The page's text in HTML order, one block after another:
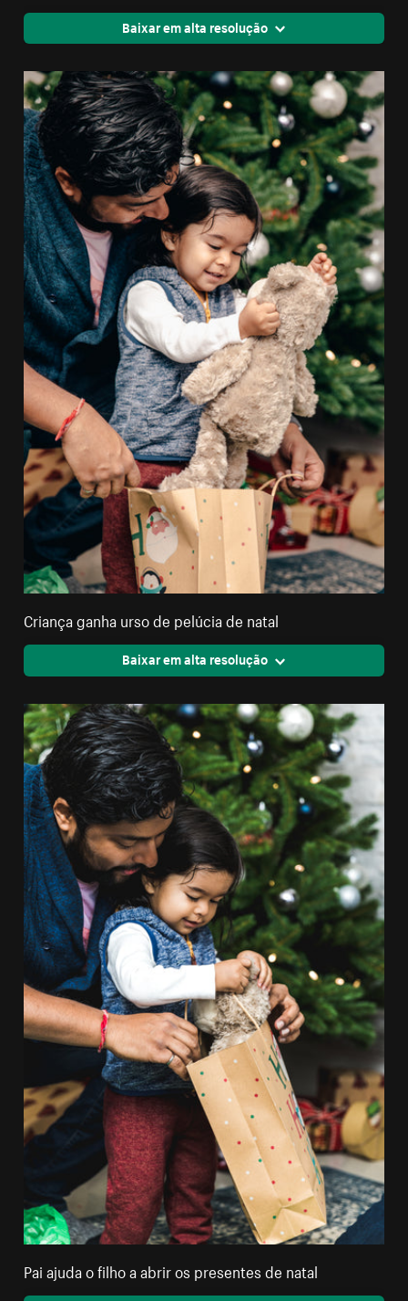
Baixar em alta resolução
Criança ganha urso de pelúcia de natal
Baixar em alta resolução
Pai ajuda o filho a abrir os presentes de natal